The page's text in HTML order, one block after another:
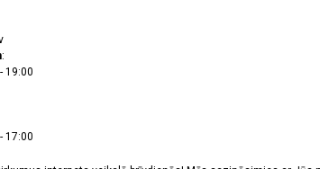
:
19:00
17:00